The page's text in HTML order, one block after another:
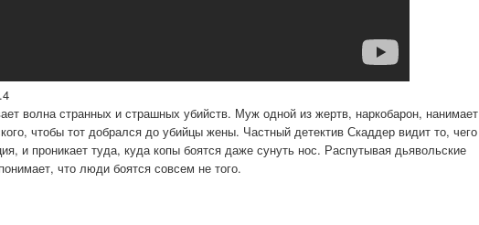
волна странных и страшных убийств. Муж одной из жертв, наркобарон, нанимает
чтобы тот добрался до убийцы жены. Частный детектив Скаддер видит то, чего
и проникает туда, куда копы боятся даже сунуть нос. Распутывая дьявольские
что люди боятся совсем не того.